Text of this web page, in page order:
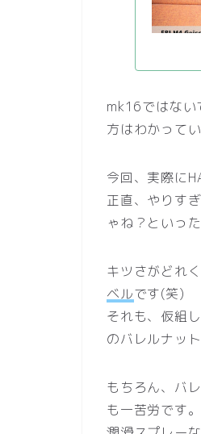
mk16ではない
方はわかって
今回、実際に
正直、やりす
ゃね？といっ
キツさがどれ
ベルです(笑)
それも、仮組
のバレルナッ
もちろん、バ
も一苦労です。